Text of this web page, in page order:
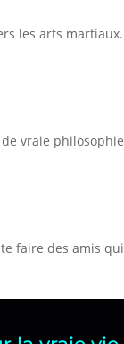
les arts
vraie
faire des amis